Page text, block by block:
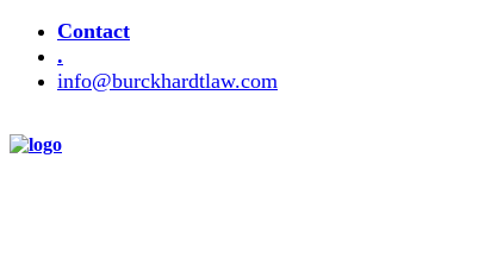
Contact
.
info@burckhardtlaw.com